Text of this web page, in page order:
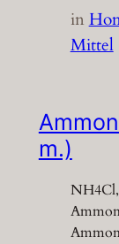
in
Mittel
m.)